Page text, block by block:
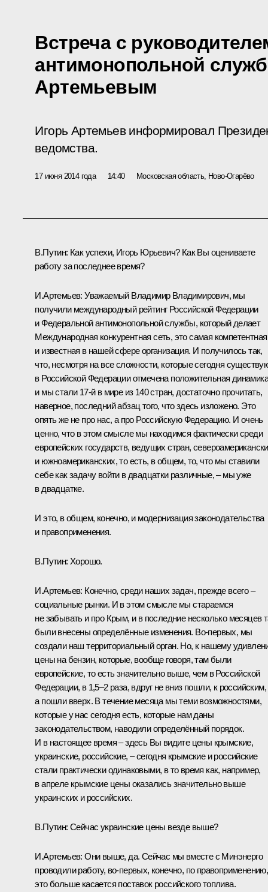
Встреча с
антимонопольной
Артемьевым
Игорь Артемьев информировал
ведомства.
17 июня 2014 года 14:40 Московская область, Ново-Огарёво
В.Путин: Как успехи, Игорь Юрьевич? Как Вы оцениваете
работу за последнее время?
И.Артемьев: Уважаемый Владимир Владимирович, мы
получили международный рейтинг Российской Федерации
и Федеральной антимонопольной службы, который делает
Международная конкурентная сеть, это самая компетентная
и известная в нашей сфере организация. И получилось так,
что, несмотря на все сложности, которые сегодня
в Российской Федерации отмечена положительная
и мы стали 17-й в мире из 140 стран, достаточно прочитать,
наверное, последний абзац того, что здесь изложено. Это
опять же не про нас, а про Российскую Федерацию. И очень
ценно, что в этом смысле мы находимся фактически среди
европейских государств, ведущих стран,
и южноамериканских, то есть, в общем, то, что мы ставили
себе как задачу войти в двадцатки различные, – мы уже
в двадцатке.
И это, в общем, конечно, и модернизация законодательства
и правоприменения.
В.Путин: Хорошо.
И.Артемьев: Конечно, среди наших задач, прежде всего –
социальные рынки. И в этом смысле мы стараемся
не забывать и про Крым, и в последние несколько месяцев
были внесены определённые изменения. Во‑первых, мы
создали наш территориальный орган. Но, к нашему
цены на бензин, которые, вообще говоря, там были
европейские, то есть значительно выше, чем в Российской
Федерации, в 1,5–2 раза, вдруг не вниз пошли, к российским,
а пошли вверх. В течение месяца мы теми возможностями,
которые у нас сегодня есть, которые нам даны
законодательством, наводили определённый порядок.
И в настоящее время – здесь Вы видите цены крымские,
украинские, российские, – сегодня крымские и российские
стали практически одинаковыми, в то время как, например,
в апреле крымские цены оказались значительно выше
украинских и российских.
В.Путин: Сейчас украинские цены везде выше?
И.Артемьев: Они выше, да. Сейчас мы вместе с Минэнерго
проводили работу, во‑первых, конечно, по правоприменению,
это больше касается поставок российского топлива.